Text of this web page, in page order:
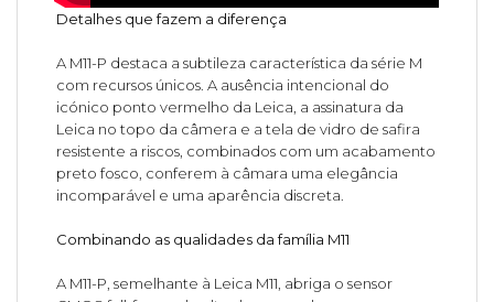
Detalhes que fazem a diferença
A M11-P destaca a subtileza característica da série M
com recursos únicos. A ausência intencional do
icónico ponto vermelho da Leica, a assinatura da
Leica no topo da câmera e a tela de vidro de safira
resistente a riscos, combinados com um acabamento
preto fosco, conferem à câmara uma elegância
incomparável e uma aparência discreta.
Combinando as qualidades da família M11
A M11-P, semelhante à Leica M11, abriga o sensor